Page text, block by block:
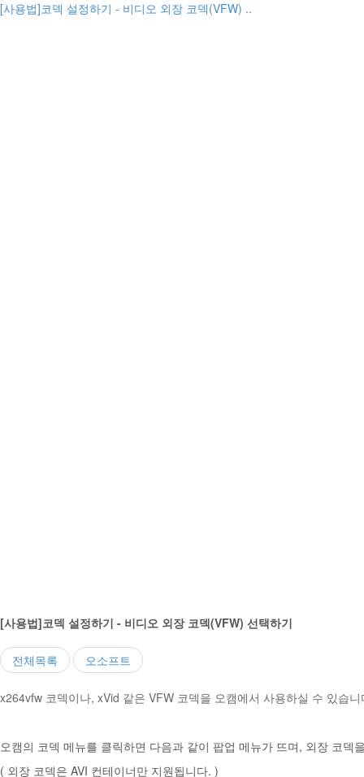
[사용법]코덱 설정하기 - 비디오 외장 코덱(VFW) ..
[사용법]코덱 설정하기 - 비디오 외장 코덱(VFW) 선택하기
전체목록 오소프트
x264vfw 코덱이나, xVid 같은 VFW 코덱을 오캠에서 사용하실 수 있습니
오캠의 코덱 메뉴를 클릭하면 다음과 같이 팝업 메뉴가 뜨며, 외장 코덱
( 외장 코덱은 AVI 컨테이너만 지원됩니다. )